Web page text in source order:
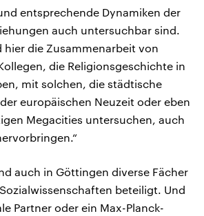
entsprechende Dynamiken der
auch untersuchbar sind.
hier die Zusammenarbeit von
die Religionsgeschichte in
mit solchen, die städtische
europäischen Neuzeit oder eben
Megacities untersuchen, auch
auch in Göttingen diverse Fächer
beteiligt. Und
Partner oder ein Max-Planck-